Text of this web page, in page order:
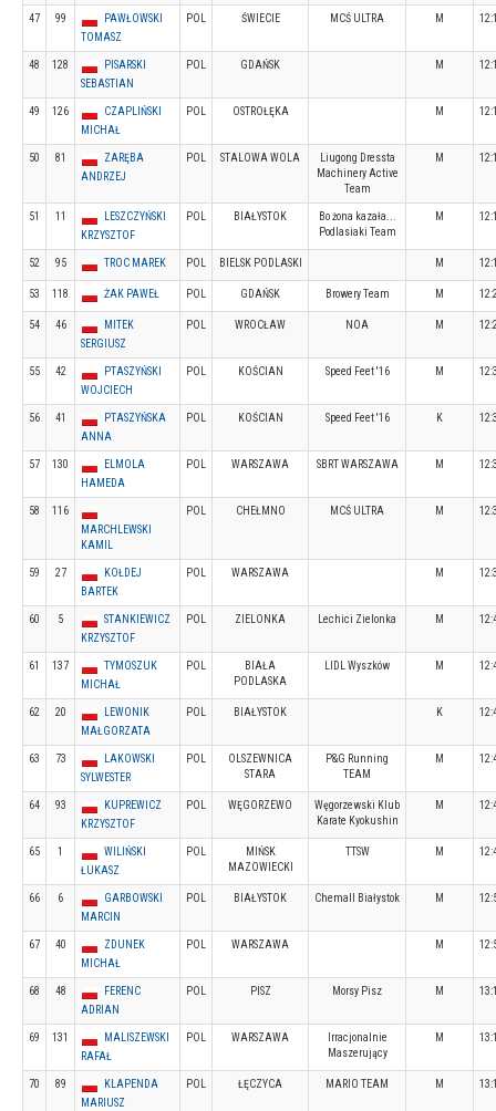
47 99
PAWŁOWSKI
TOMASZ
POL ŚWIECIE MCŚ ULTRA M
48 128
PISARSKI
SEBASTIAN
POL GDAŃSK M
49 126
CZAPLIŃSKI
MICHAŁ
POL OSTROŁĘKA M
50 81
ZARĘBA
ANDRZEJ
POL STALOWA WOLA
Liugong Dressta
Machinery Active
Team
M
51 11
LESZCZYŃSKI
KRZYSZTOF
POL BIAŁYSTOK
Bo żona kazała...
Podlasiaki Team
M
52 95 TROC MAREK POL BIELSK PODLASKI M
53 118 ŻAK PAWEŁ POL GDAŃSK Browery Team M
54 46
MITEK
SERGIUSZ
POL WROCŁAW NOA M
55 42
PTASZYŃSKI
WOJCIECH
POL KOŚCIAN Speed Feet '16 M
56 41
PTASZYŃSKA
ANNA
POL KOŚCIAN Speed Feet '16 K
57 130
ELMOLA
HAMEDA
POL WARSZAWA SBRT WARSZAWA M
58
116
MARCHLEWSKI
KAMIL
POL CHEŁMNO MCŚ ULTRA M
59 27
KOŁDEJ
BARTEK
POL WARSZAWA M
60 5
STANKIEWICZ
KRZYSZTOF
POL ZIELONKA Lechici Zielonka M
61 137
TYMOSZUK
MICHAŁ
POL
BIAŁA
PODLASKA
LIDL Wyszków M
62 20
LEWONIK
MAŁGORZATA
POL BIAŁYSTOK K
63 73
LAKOWSKI
SYLWESTER
POL
OLSZEWNICA
STARA
P&G Running
TEAM
M
64 93
KUPREWICZ
KRZYSZTOF
POL WĘGORZEWO
Węgorzewski Klub
Karate Kyokushin
M
65 1
WILIŃSKI
ŁUKASZ
POL
MIŃSK
MAZOWIECKI
TTSW M
66 6
GARBOWSKI
MARCIN
POL BIAŁYSTOK Chemall Białystok M
67 40
ZDUNEK
MICHAŁ
POL WARSZAWA M
68 48
FERENC
ADRIAN
POL PISZ Morsy Pisz M
69 131
MALISZEWSKI
RAFAŁ
POL WARSZAWA
Irracjonalnie
Maszerujący
M
70 89
KLAPENDA
MARIUSZ
POL ŁĘCZYCA MARIO TEAM M